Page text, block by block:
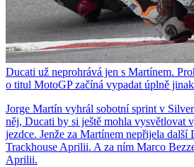
Ducati už neprohrává jen s Martínem.
o titul MotoGP začíná vypadat úplně jinak
Jorge Martín vyhrál sobotní sprint v
něj, Ducati by si ještě mohla vysvětlovat
jezdce. Jenže za Martínem nepřijela
Trackhouse Aprilii. A za ním Marco
Aprilii.